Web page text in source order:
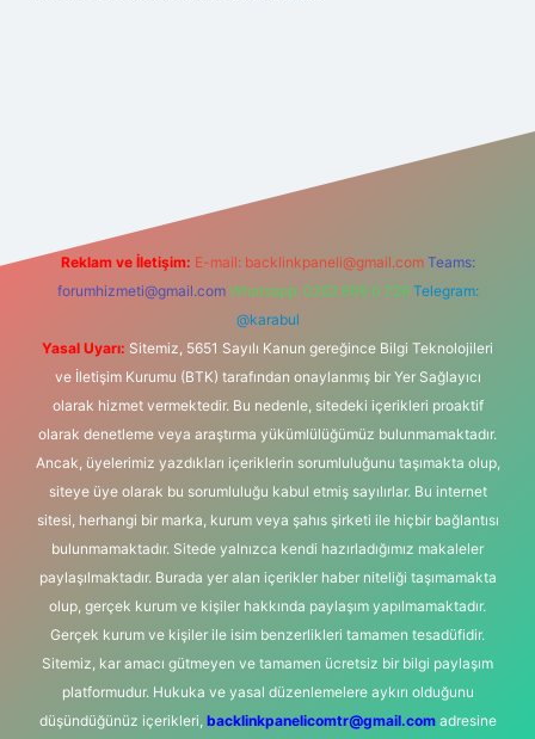
Reklam ve İletişim: E-mail: backlinkpaneli@gmail.com Teams:
forumhizmeti@gmail.com Whatsapp: 0262 606 0 726 Telegram:
@karabul
Yasal Uyarı: Sitemiz, 5651 Sayılı Kanun gereğince Bilgi Teknolojileri
ve İletişim Kurumu (BTK) tarafından onaylanmış bir Yer Sağlayıcı
olarak hizmet vermektedir. Bu nedenle, sitedeki içerikleri proaktif
olarak denetleme veya araştırma yükümlülüğümüz bulunmamaktadır.
Ancak, üyelerimiz yazdıkları içeriklerin sorumluluğunu taşımakta olup,
siteye üye olarak bu sorumluluğu kabul etmiş sayılırlar. Bu internet
sitesi, herhangi bir marka, kurum veya şahıs şirketi ile hiçbir bağlantısı
bulunmamaktadır. Sitede yalnızca kendi hazırladığımız makaleler
paylaşılmaktadır. Burada yer alan içerikler haber niteliği taşımamakta
olup, gerçek kurum ve kişiler hakkında paylaşım yapılmamaktadır.
Gerçek kurum ve kişiler ile isim benzerlikleri tamamen tesadüfidir.
Sitemiz, kar amacı gütmeyen ve tamamen ücretsiz bir bilgi paylaşım
platformudur. Hukuka ve yasal düzenlemelere aykırı olduğunu
düşündüğünüz içerikleri, backlinkpanelicomtr@gmail.comadresine